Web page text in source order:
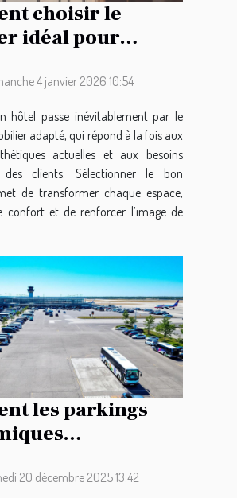
choisir le
idéal pour
4 janvier 2026 10:54
hôtel passe inévitablement par le
adapté, qui répond à la fois aux
actuelles et aux besoins
des clients. Sélectionner le bon
de transformer chaque espace,
confort et de renforcer l’image de
les parkings
?
20 décembre 2025 13:42